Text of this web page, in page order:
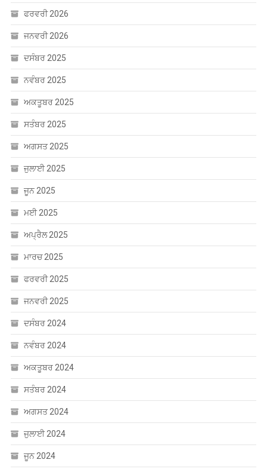
ਫਰਵਰੀ 2026
ਜਨਵਰੀ 2026
ਦਸੰਬਰ 2025
ਨਵੰਬਰ 2025
ਅਕਤੂਬਰ 2025
ਸਤੰਬਰ 2025
ਅਗਸਤ 2025
ਜੁਲਾਈ 2025
ਜੂਨ 2025
ਮਈ 2025
ਅਪ੍ਰੈਲ 2025
ਮਾਰਚ 2025
ਫਰਵਰੀ 2025
ਜਨਵਰੀ 2025
ਦਸੰਬਰ 2024
ਨਵੰਬਰ 2024
ਅਕਤੂਬਰ 2024
ਸਤੰਬਰ 2024
ਅਗਸਤ 2024
ਜੁਲਾਈ 2024
ਜੂਨ 2024